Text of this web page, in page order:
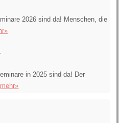
2026 sind da! Menschen, die
in 2025 sind da! Der
mehr»